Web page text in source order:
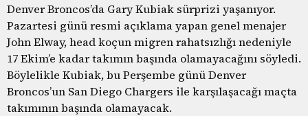
Denver Broncos’da Gary Kubiak sürprizi yaşanıyor.
Pazartesi günü resmi açıklama yapan genel menajer
John Elway, head koçun migren rahatsızlığı nedeniyle
17 Ekim’e kadar takımın başında olamayacağını söyledi.
Böylelikle Kubiak, bu Perşembe günü Denver
Broncos’un San Diego Chargers ile karşılaşacağı maçta
takımının başında olamayacak.